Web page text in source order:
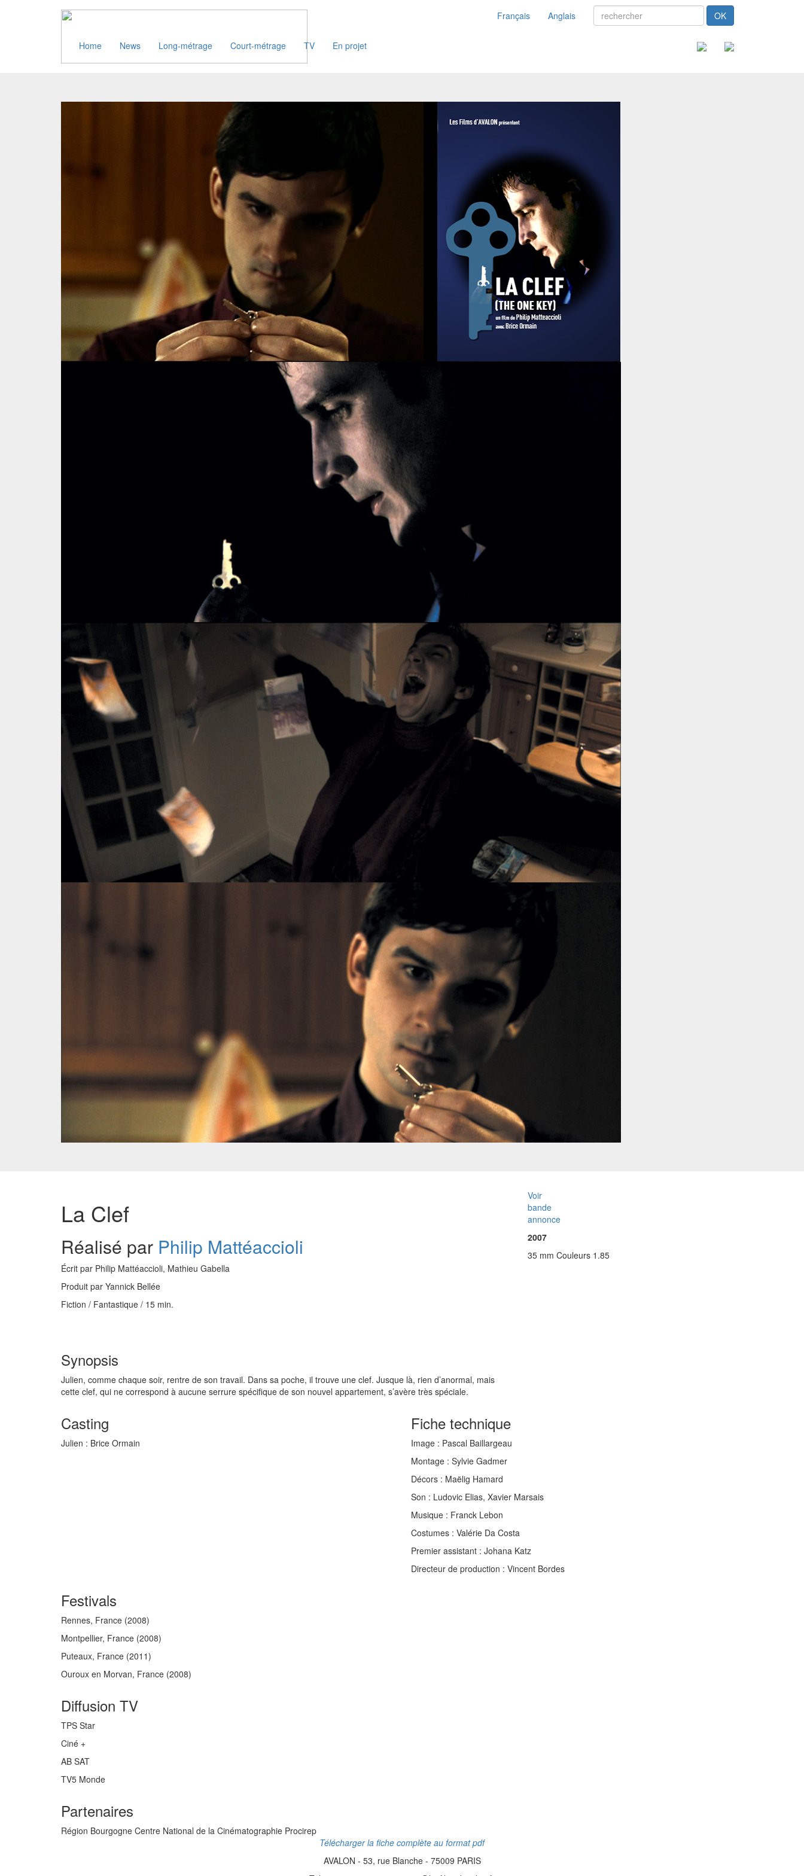
OK
Français Anglais
Home News Long-métrage Court-métrage TV En projet
La Clef
Réalisé par Philip Mattéaccioli
Écrit par Philip Mattéaccioli, Mathieu Gabella
Produit par Yannick Bellée
Fiction / Fantastique / 15 min.
Synopsis
Julien, comme chaque soir, rentre de son travail. Dans sa poche, il trouve une clef. Jusque là, rien d’anormal, mais
cette clef, qui ne correspond à aucune serrure spécifique de son nouvel appartement, s’avère très spéciale.
Voir
bande
annonce
2007
35 mm Couleurs 1.85
Casting
Julien : Brice Ormain
Fiche technique
Image : Pascal Baillargeau
Montage : Sylvie Gadmer
Décors : Maëlig Hamard
Son : Ludovic Elias, Xavier Marsais
Musique : Franck Lebon
Costumes : Valérie Da Costa
Premier assistant : Johana Katz
Directeur de production : Vincent Bordes
Festivals
Rennes, France (2008)
Montpellier, France (2008)
Puteaux, France (2011)
Ouroux en Morvan, France (2008)
Diffusion TV
TPS Star
Ciné +
AB SAT
TV5 Monde
Partenaires
Région Bourgogne Centre National de la Cinématographie Procirep
Télécharger la fiche complète au format pdf
AVALON - 53, rue Blanche - 75009 PARIS